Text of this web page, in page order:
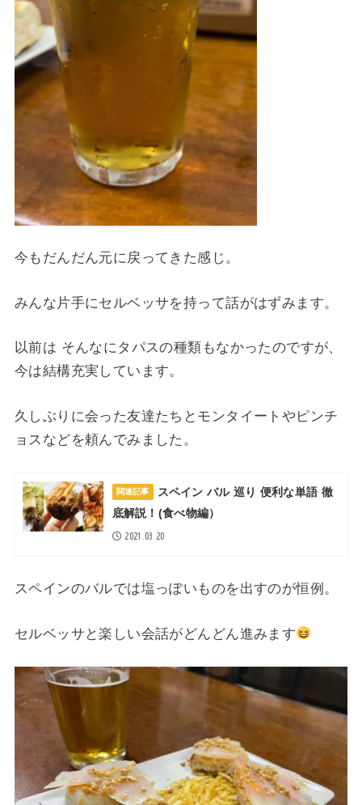
今もだんだん元に戻ってきた感じ。
みんな片手にセルベッサを持って話がはずみます。
以前は そんなにタパスの種類もなかったのですが、
今は結構充実しています。
久しぶりに会った友達たちとモンタイートやピンチ
ョスなどを頼んでみました。
関連記事
スペイン バル 巡り 便利な単語 徹
底解説！(食べ物編）
2021.03.20
スペインのバルでは塩っぽいものを出すのが恒例。
セルベッサと楽しい会話がどんどん進みます